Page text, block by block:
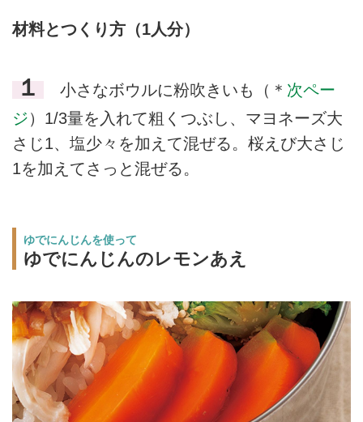
材料とつくり方（1人分）
１ 小さなボウルに粉吹きいも（＊ 次ペー
ジ）1/3量を入れて粗くつぶし、マヨネーズ大
さじ1、塩少々を加えて混ぜる。桜えび大さじ
1を加えてさっと混ぜる。
ゆでにんじんを使って
ゆでにんじんのレモンあえ